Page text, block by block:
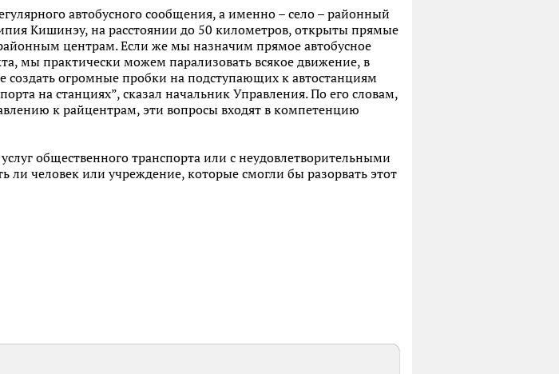
автобусного сообщения, а именно – село – районный
Кишинэу, на расстоянии до 50 километров, открыты прямые
центрам. Если же мы назначим прямое автобусное
мы практически можем парализовать всякое движение, в
создать огромные пробки на подступающих к автостанциям
на станциях”, сказал начальник Управления. По его словам,
к райцентрам, эти вопросы входят в компетенцию
общественного транспорта или с неудовлетворительными
ли человек или учреждение, которые смогли бы разорвать этот